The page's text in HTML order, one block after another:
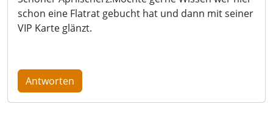
schon eine Flatrat gebucht hat und dann mit seiner
VIP Karte glänzt.
Antworten